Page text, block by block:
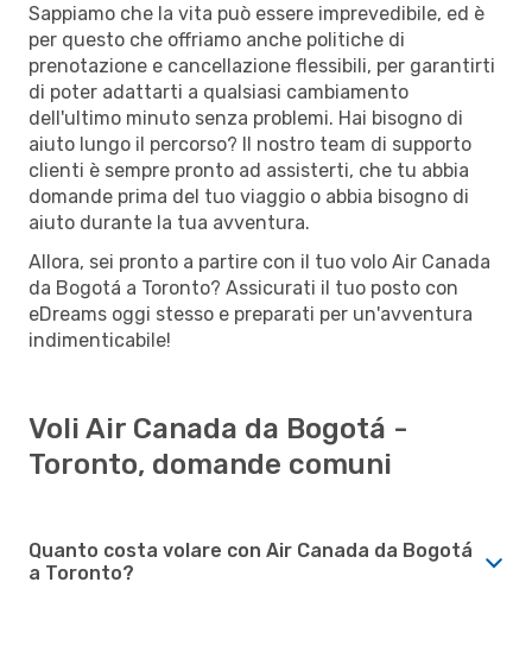
Sappiamo che la vita può essere imprevedibile, ed è
per questo che offriamo anche politiche di
prenotazione e cancellazione flessibili, per garantirti
di poter adattarti a qualsiasi cambiamento
dell'ultimo minuto senza problemi. Hai bisogno di
aiuto lungo il percorso? Il nostro team di supporto
clienti è sempre pronto ad assisterti, che tu abbia
domande prima del tuo viaggio o abbia bisogno di
aiuto durante la tua avventura.
Allora, sei pronto a partire con il tuo volo Air Canada
da Bogotá a Toronto? Assicurati il tuo posto con
eDreams oggi stesso e preparati per un'avventura
indimenticabile!
Voli Air Canada da Bogotá -
Toronto, domande comuni
Quanto costa volare con Air Canada da Bogotá
a Toronto?